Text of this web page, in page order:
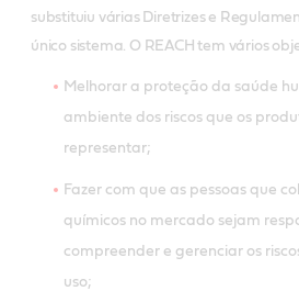
substituiu várias Diretrizes e
único sistema. O REACH tem vários
Melhorar a proteção da saúde
ambiente dos riscos que os
representar;
Fazer com que as pessoas que
químicos no mercado sejam
compreender e gerenciar os
uso;